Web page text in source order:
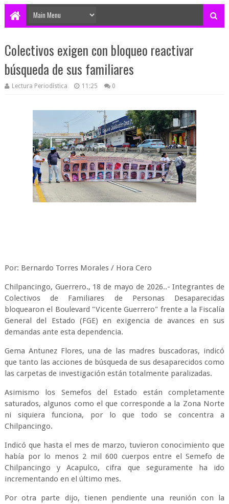
Colectivos exigen con bloqueo reactivar
búsqueda de sus familiares
Lectura Periodística 11:25 0
Por: Bernardo Torres Morales / Hora Cero
Chilpancingo, Guerrero., 18 de mayo de 2026..- Integrantes de
Colectivos de Familiares de Personas Desaparecidas
bloquearon el Boulevard "Vicente Guerrero" frente a la Fiscalía
General del Estado (FGE) en exigencia de avances en sus
demandas ante esta dependencia.
Gema Antunez Flores, una de las madres buscadoras, indicó
que tanto las acciones de búsqueda de sus desaparecidos como
las carpetas de investigación están totalmente paralizadas.
Asimismo los Semefos del Estado están completamente
saturados, algunos como el que corresponde a la Zona Norte
ni siquiera funciona, por lo que todo se concentra a
Chilpancingo.
Indicó que hasta el mes de marzo, tuvieron conocimiento que
había por lo menos 2 mil 600 cuerpos entre el Semefo de
Chilpancingo y Acapulco, cifra que seguramente ha ido
incrementando en el último mes.
Por otra parte dijo, tienen pendiente una reunión con la